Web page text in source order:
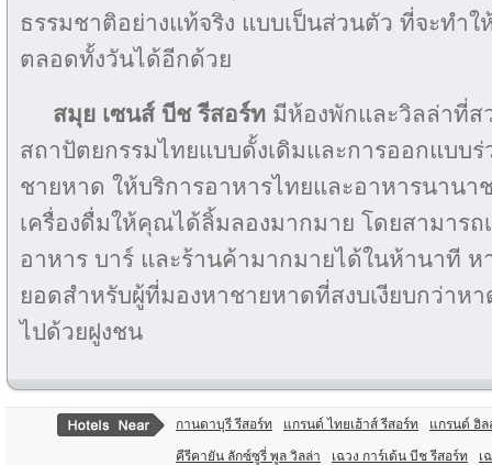
ธรรมชาติอย่างแท้จริง แบบเป็นส่วนตัว ที่จะทำ
ตลอดทั้งวันได้อีกด้วย
สมุย เซนส์ บีช รีสอร์ท มีห้องพักและวิลล่าที่ส
สถาปัตยกรรมไทยแบบดั้งเดิมและการออกแบบ
ชายหาด ให้บริการอาหารไทยและอาหารนาน
เครื่องดื่มให้คุณได้ลิ้มลองมากมาย โดยสามารถ
อาหาร บาร์ และร้านค้ามากมายได้ในห้านาที ห
ยอดสำหรับผู้ที่มองหาชายหาดที่สงบเงียบกว่าห
ไปด้วยฝูงชน
กานดาบุรี รีสอร์ท แกรนด์ ไทยเฮ้าส์ รีสอร์ท แกรนด์ ฮิล
คีรีคายัน ลักซ์ซูรี่ พูล วิลล่า เฉวง การ์เด้น บีช รีสอร์ท เ